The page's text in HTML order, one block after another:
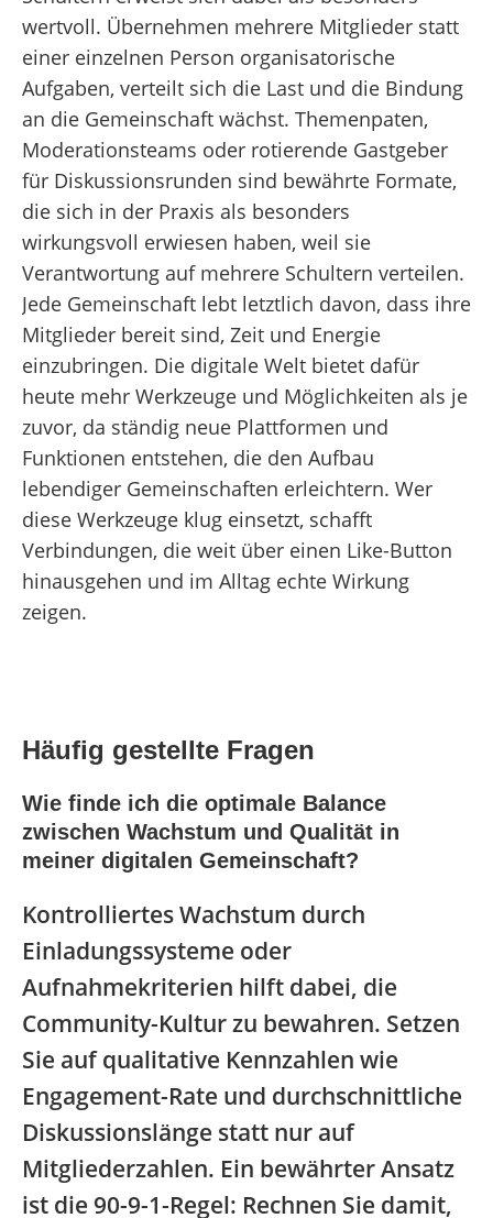
wertvoll. Übernehmen mehrere Mitglieder statt
einer einzelnen Person organisatorische
Aufgaben, verteilt sich die Last und die Bindung
an die Gemeinschaft wächst. Themenpaten,
Moderationsteams oder rotierende Gastgeber
für Diskussionsrunden sind bewährte Formate,
die sich in der Praxis als besonders
wirkungsvoll erwiesen haben, weil sie
Verantwortung auf mehrere Schultern verteilen.
Jede Gemeinschaft lebt letztlich davon, dass ihre
Mitglieder bereit sind, Zeit und Energie
einzubringen. Die digitale Welt bietet dafür
heute mehr Werkzeuge und Möglichkeiten als je
zuvor, da ständig neue Plattformen und
Funktionen entstehen, die den Aufbau
lebendiger Gemeinschaften erleichtern. Wer
diese Werkzeuge klug einsetzt, schafft
Verbindungen, die weit über einen Like-Button
hinausgehen und im Alltag echte Wirkung
zeigen.
Häufig gestellte Fragen
Wie finde ich die optimale Balance
zwischen Wachstum und Qualität in
meiner digitalen Gemeinschaft?
Kontrolliertes Wachstum durch
Einladungssysteme oder
Aufnahmekriterien hilft dabei, die
Community-Kultur zu bewahren. Setzen
Sie auf qualitative Kennzahlen wie
Engagement-Rate und durchschnittliche
Diskussionslänge statt nur auf
Mitgliederzahlen. Ein bewährter Ansatz
ist die 90-9-1-Regel: Rechnen Sie damit,